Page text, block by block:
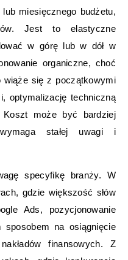
miesięcznego budżetu,
Jest to elastyczne
w górę lub w dół w
organiczne, choć
wiąże się z początkowymi
optymalizację techniczną
może być bardziej
stałej uwagi i
specyfikę branży. W
gdzie większość słów
Ads, pozycjonowanie
na osiągnięcie
finansowych. Z